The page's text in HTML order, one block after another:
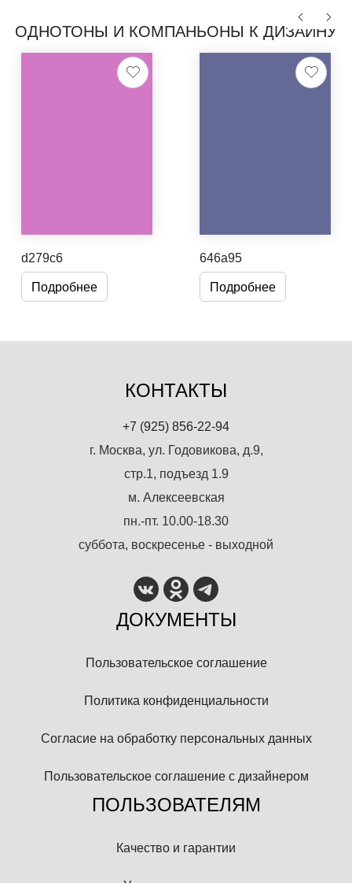
ОДНОТОНЫ И КОМПАНЬОНЫ К ДИЗАЙНУ
d279c6
Подробнее
646a95
Подробнее
КОНТАКТЫ
+7 (925) 856-22-94
г. Москва, ул. Годовикова, д.9,
стр.1, подъезд 1.9
м. Алексеевская
пн.-пт. 10.00-18.30
суббота, воскресенье - выходной
ДОКУМЕНТЫ
Пользовательское соглашение
Политика конфиденциальности
Согласие на обработку персональных данных
Пользовательское соглашение с дизайнером
ПОЛЬЗОВАТЕЛЯМ
Качество и гарантии